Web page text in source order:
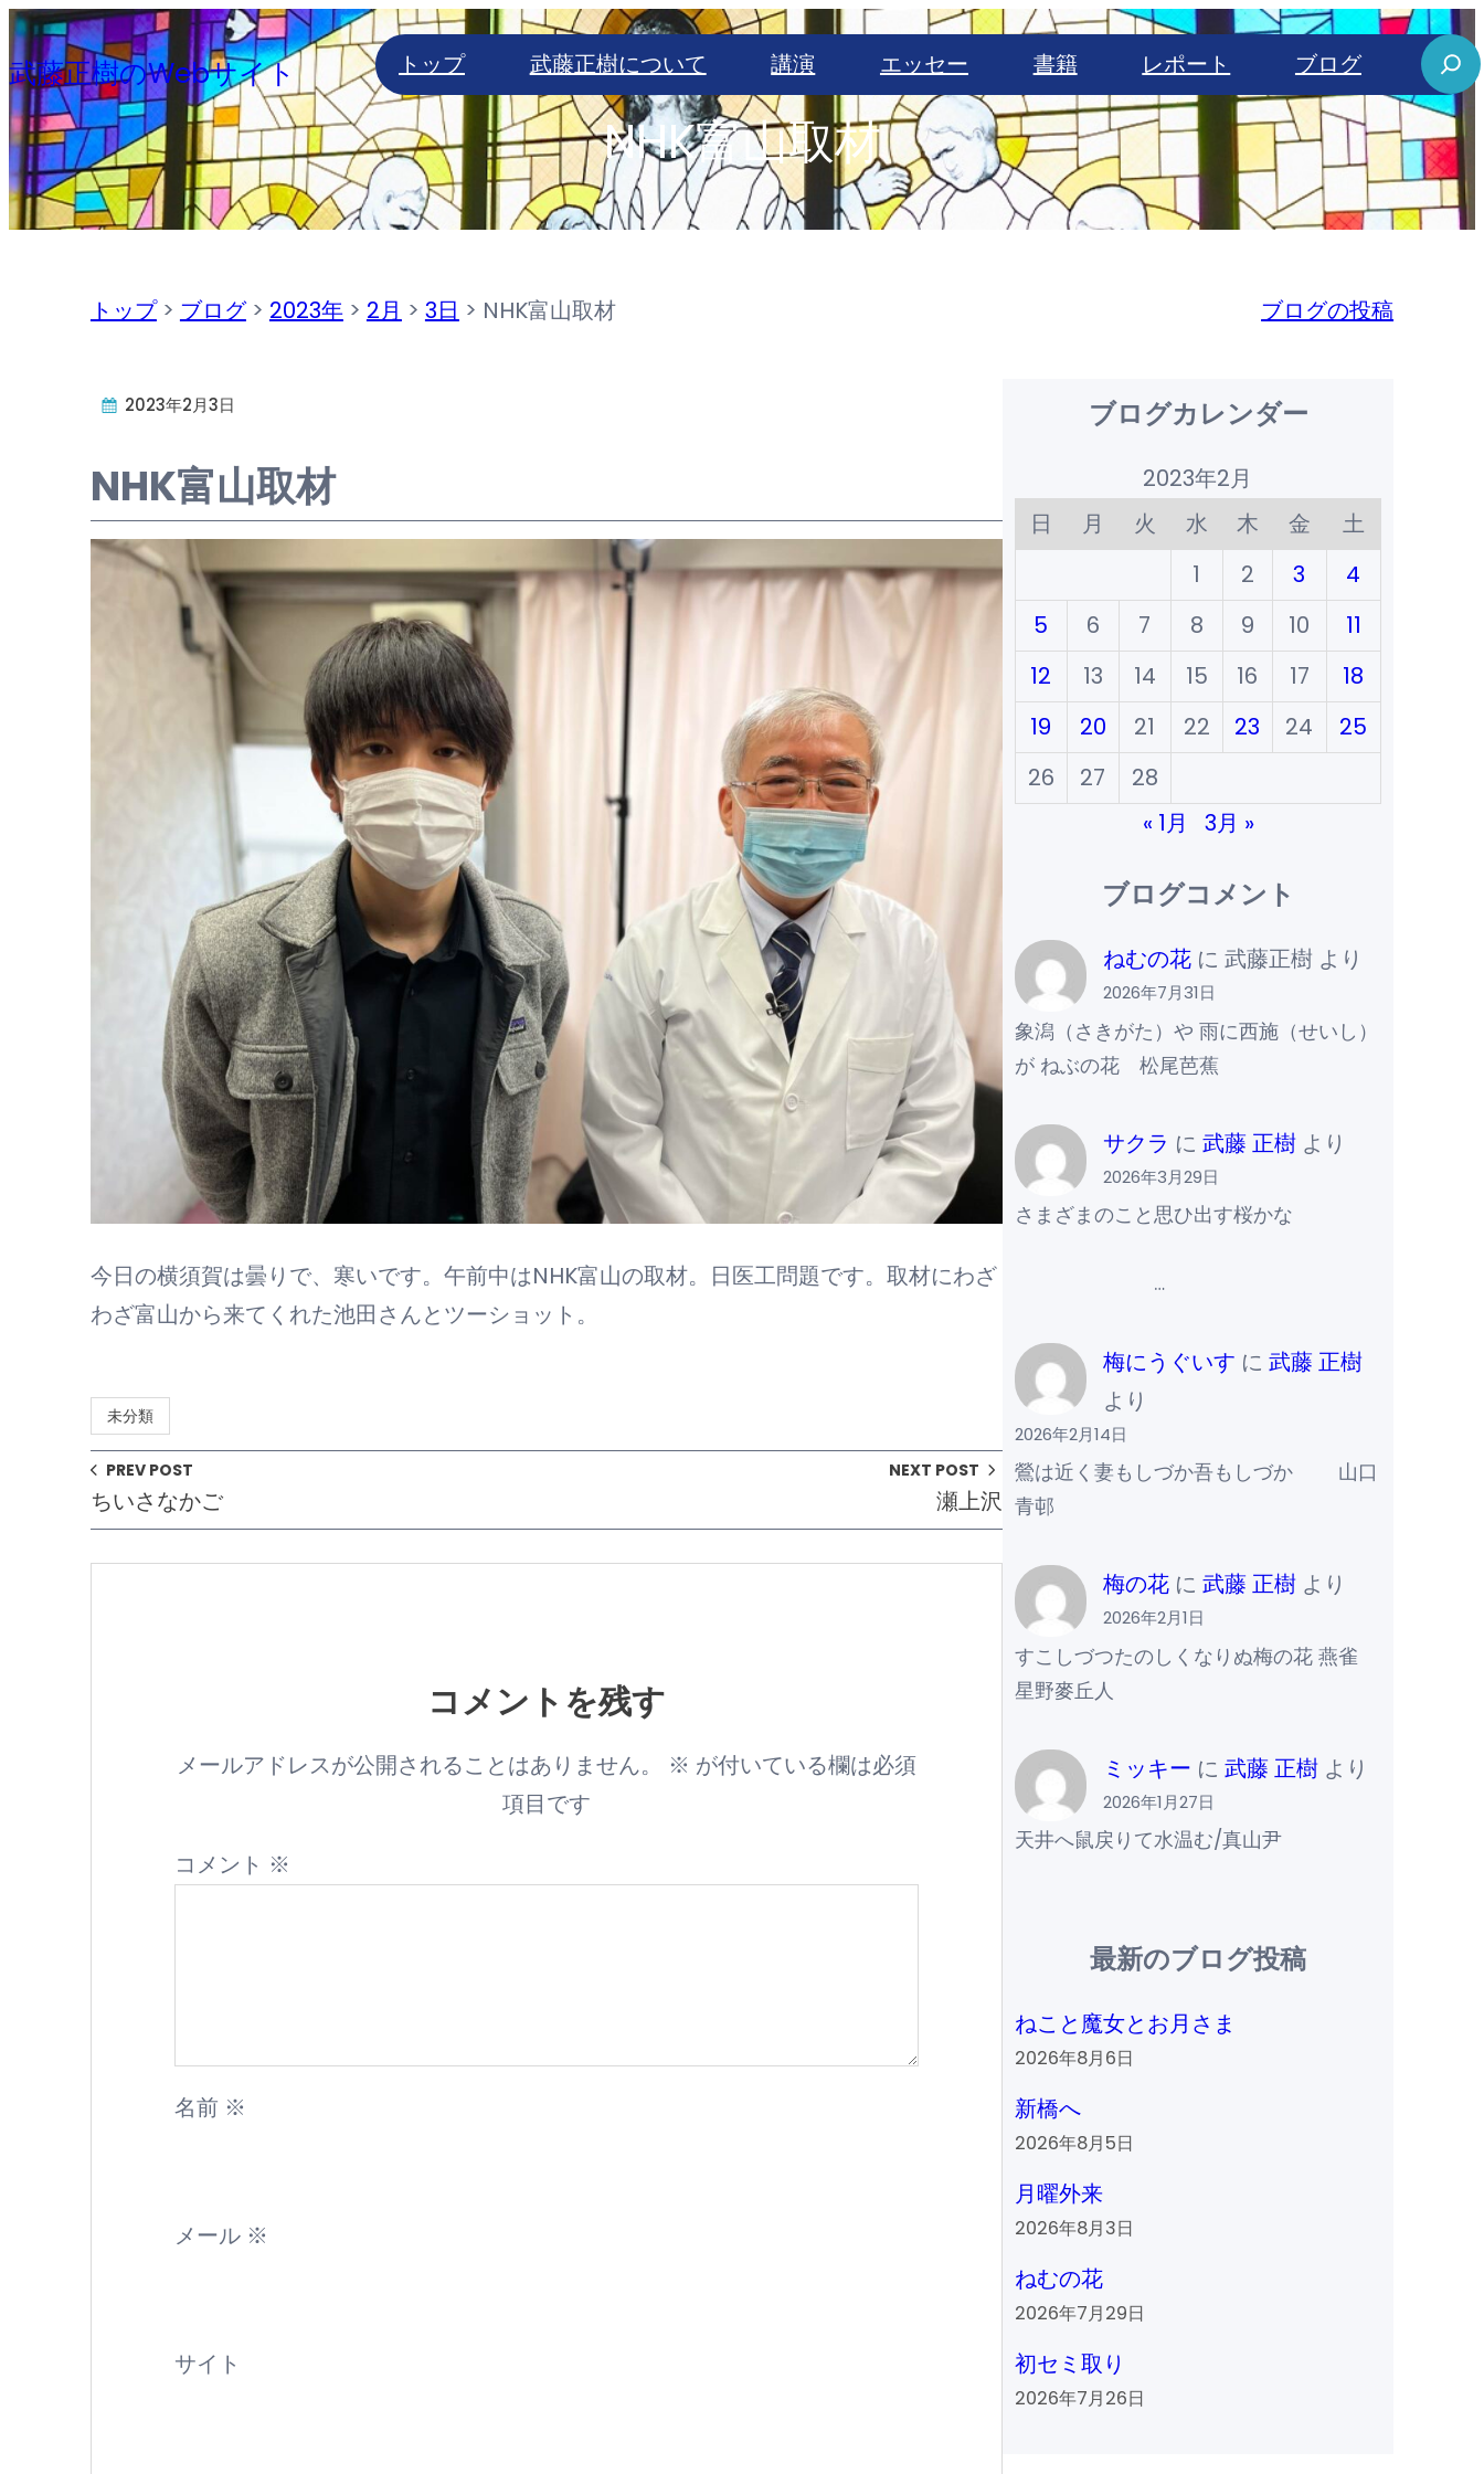
内
容
を
ス
キ
ッ
武藤正樹のWebサイト トップ 武藤正樹について 講演 エッセー 書籍 レポート ブログ
S
e
a
r
c
NHK富山取材
トップ> ブログ> 2023年> 2月 > 3日 > NHK富山取材 ブログの投稿
2023年2月3日
NHK富山取材
今日の横須賀は曇りで、寒いです。午前中はNHK富山の取材。日医工問題です。取材にわざ
わざ富山から来てくれた池田さんとツーショット。
未分類
PREV POST
ちいさなかご
NEXT POST
瀬上沢
コメントを残す
メールアドレスが公開されることはありません。 ※ が付いている欄は必須
項目です
コメント ※
名前 ※
メール ※
サイト
ブログカレンダー
2023年2月
日
月 火 水 木 金
土
1
2 3
4
5
6 7 8 9 10
11
12
13 14 15 16 17
18
19
20 21 22 23 24
25
26
27
28
« 1月
3月 »
ブログコメント
ねむの花に 武藤正樹 より
2026年7月31日
象潟（さきがた）や 雨に西施（せいし）
が ねぶの花 松尾芭蕉
サクラ に 武藤 正樹より
2026年3月29日
さまざまのこと思ひ出す桜かな
…
梅にうぐいす に 武藤 正樹
より
2026年2月14日
鶯は近く妻もしづか吾もしづか 山口
青邨
梅の花に 武藤 正樹より
2026年2月1日
すこしづつたのしくなりぬ梅の花 燕雀
星野麥丘人
ミッキー に 武藤 正樹より
2026年1月27日
天井へ鼠戻りて水温む/真山尹
最新のブログ投稿
ねこと魔女とお月さま
2026年8月6日
新橋へ
2026年8月5日
月曜外来
2026年8月3日
ねむの花
2026年7月29日
初セミ取り
2026年7月26日